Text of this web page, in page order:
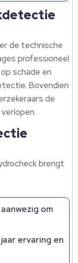
de technische
professioneel
schade en
Bovendien
de
brengt
om
ervaring en